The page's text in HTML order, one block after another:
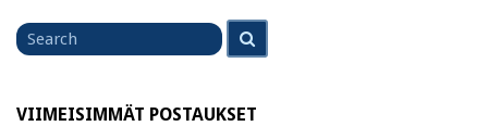
Search
for
VIIMEISIMMÄT POSTAUKSET